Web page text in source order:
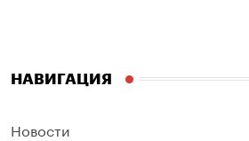
НАВИГАЦИЯ
Новости